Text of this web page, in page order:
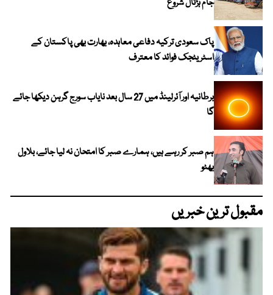
جام ہڑتال شروع
پاک سعودی ترکیہ دفاعی معاہدہ، بھارت بھی پاکستان کے
اسٹریٹجک فوائد کا معترف
برطانیہ اور آئرلینڈ میں 27 سال بعد نایاب سورج گرہن دیکھا جائے
گا
ہم صبر کر رہے ہیں، ہمارے صبر کا امتحان نہ لیا جائے، بلاول
بھٹو
مقبول ترین خبریں